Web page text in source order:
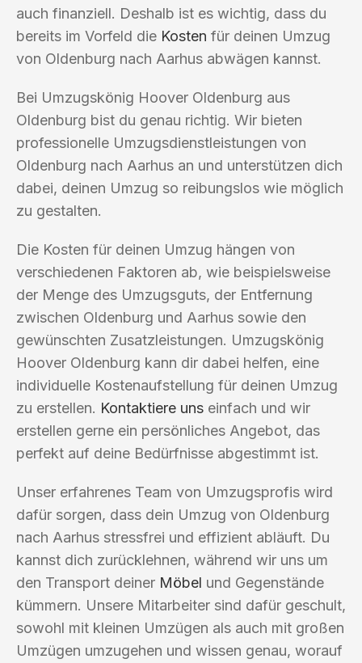
auch finanziell. Deshalb ist es wichtig, dass du
bereits im Vorfeld die Kosten für deinen Umzug
von Oldenburg nach Aarhus abwägen kannst.
Bei Umzugskönig Hoover Oldenburg aus
Oldenburg bist du genau richtig. Wir bieten
professionelle Umzugsdienstleistungen von
Oldenburg nach Aarhus an und unterstützen dich
dabei, deinen Umzug so reibungslos wie möglich
zu gestalten.
Die Kosten für deinen Umzug hängen von
verschiedenen Faktoren ab, wie beispielsweise
der Menge des Umzugsguts, der Entfernung
zwischen Oldenburg und Aarhus sowie den
gewünschten Zusatzleistungen. Umzugskönig
Hoover Oldenburg kann dir dabei helfen, eine
individuelle Kostenaufstellung für deinen Umzug
zu erstellen. Kontaktiere uns einfach und wir
erstellen gerne ein persönliches Angebot, das
perfekt auf deine Bedürfnisse abgestimmt ist.
Unser erfahrenes Team von Umzugsprofis wird
dafür sorgen, dass dein Umzug von Oldenburg
nach Aarhus stressfrei und effizient abläuft. Du
kannst dich zurücklehnen, während wir uns um
den Transport deiner Möbel und Gegenstände
kümmern. Unsere Mitarbeiter sind dafür geschult,
sowohl mit kleinen Umzügen als auch mit großen
Umzügen umzugehen und wissen genau, worauf